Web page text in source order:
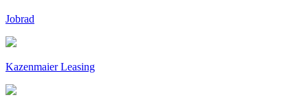
Jobrad
Kazenmaier Leasing